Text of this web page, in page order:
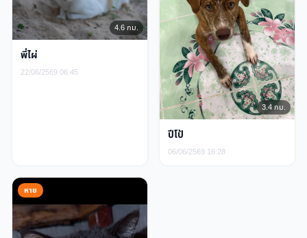
4.6 กม.
พี่ไผ่
22/06/2569 06:45
3.4 กม.
ปีโป้
06/06/2569 16:28
หาย